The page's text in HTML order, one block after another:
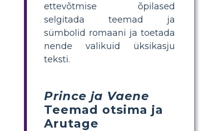
ettevõtmise õpilased
selgitada teemad ja
sümbolid romaani ja toetada
nende valikuid üksikasju
teksti.
Prince ja Vaene
Teemad otsima ja
Arutage